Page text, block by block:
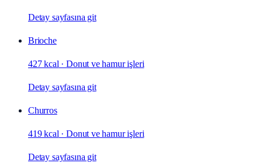
Detay sayfasına git
Brioche
427 kcal ·Donut ve hamur işleri
Detay sayfasına git
Churros
419 kcal ·Donut ve hamur işleri
Detay sayfasına git